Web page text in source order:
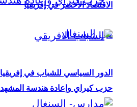
حزب كيراي وإعادة هندسة
الاقتصاد الأخضر في إفريقيا
الدور السياسي للشباب في إفريقيا